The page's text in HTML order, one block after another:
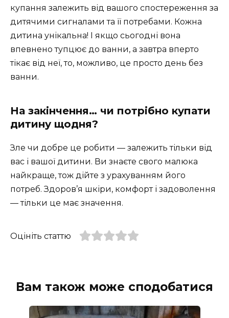
купання залежить від вашого спостереження за
дитячими сигналами та її потребами. Кожна
дитина унікальна! І якщо сьогодні вона
впевнено тупцює до ванни, а завтра вперто
тікає від неї, то, можливо, це просто день без
ванни.
На закінчення… чи потрібно купати
дитину щодня?
Зле чи добре це робити — залежить тільки від
вас і вашої дитини. Ви знаєте свого малюка
найкраще, тож дійте з урахуванням його
потреб. Здоров’я шкіри, комфорт і задоволення
— тільки це має значення.
Оцініть статтю
Вам також може сподобатися